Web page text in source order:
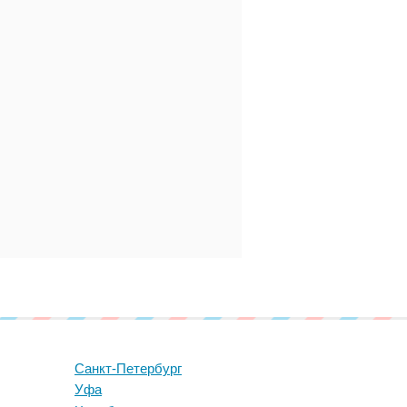
Санкт-Петербург
Уфа